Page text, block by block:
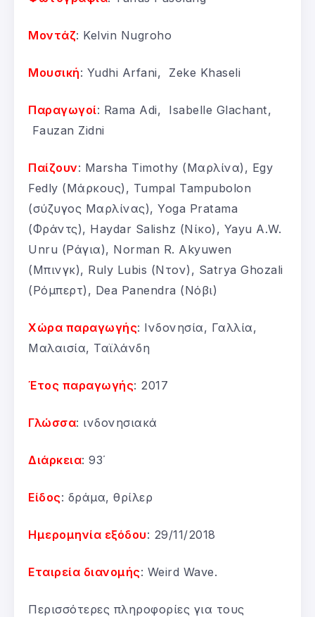
Μοντάζ: Kelvin Nugroho
Μουσική: Yudhi Arfani, Zeke Khaseli
Παραγωγοί: Rama Adi, Isabelle Glachant,
Fauzan Zidni
Παίζουν: Marsha Timothy (Μαρλίνα), Egy
Fedly (Μάρκους), Tumpal Tampubolon
(σύζυγος Μαρλίνας), Yoga Pratama
(Φράντς), Haydar Salishz (Νίκο), Yayu A.W.
Unru (Ράγια), Norman R. Akyuwen
(Μπινγκ), Ruly Lubis (Ντον), Satrya Ghozali
(Ρόμπερτ), Dea Panendra (Νόβι)
Χώρα παραγωγής: Ινδονησία, Γαλλία,
Μαλαισία, Ταϊλάνδη
Έτος παραγωγής: 2017
Γλώσσα: ινδονησιακά
Διάρκεια: 93΄
Είδος: δράμα, θρίλερ
Ημερομηνία εξόδου: 29/11/2018
Εταιρεία διανομής: Weird Wave.
Περισσότερες πληροφορίες για τους